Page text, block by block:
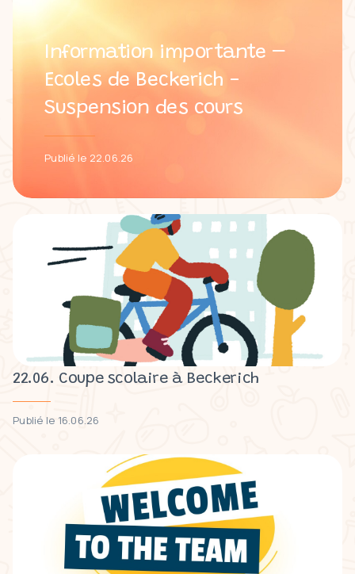
Information importante –
Ecoles de Beckerich -
Suspension des cours
Publié le 22.06.26
22.06. Coupe scolaire à Beckerich
Publié le 16.06.26